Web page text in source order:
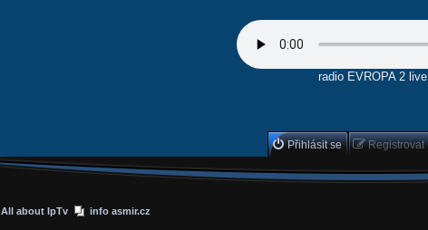
radio EVROPA 2 live
Přihlásit se Registrovat
All about IpTv info asmir.cz